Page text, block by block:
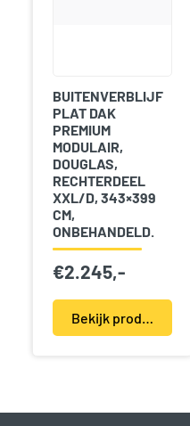
BUITENVERBLIJF
PLAT DAK
PREMIUM
MODULAIR,
DOUGLAS,
RECHTERDEEL
XXL/D, 343×399
CM,
ONBEHANDELD.
€2.245,-
Bekijk product(en)